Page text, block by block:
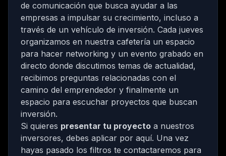
de comunicación que busca ayudar a las
empresas a impulsar su crecimiento, incluso a
través de un vehículo de inversión. Cada jueves
organizamos en nuestra cafetería un espacio
para hacer networking y un evento grabado en
directo donde discutimos temas de actualidad,
recibimos preguntas relacionadas con el
camino del emprendedor y finalmente un
espacio para escuchar proyectos que buscan
inversión.
Si quieres presentar tu proyecto a nuestros
inversores, debes aplicar por aquí. Una vez
hayas pasado los filtros te contactaremos para